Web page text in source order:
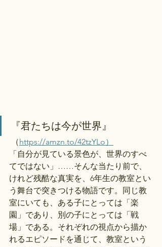
『君たちは今が世界』
（ https://amzn.to/42tzYLo）
「自分が見ている景色が、世界のすべ
てではない」……そんな当たり前で、
けれど残酷な真実を、6年生の教室とい
う舞台で突きつける物語です。同じ教
室にいても、ある子にとっては「楽
園」であり、別の子にとっては「戦
場」である。それぞれの視点から描か
れるエピソードを通じて、教室という